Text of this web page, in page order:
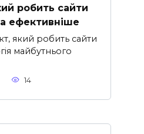
робить сайти
ефективніше
який робить сайти
майбутнього
14